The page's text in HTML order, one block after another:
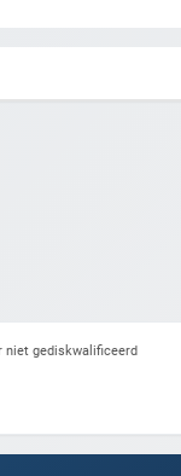
niet gediskwalificeerd